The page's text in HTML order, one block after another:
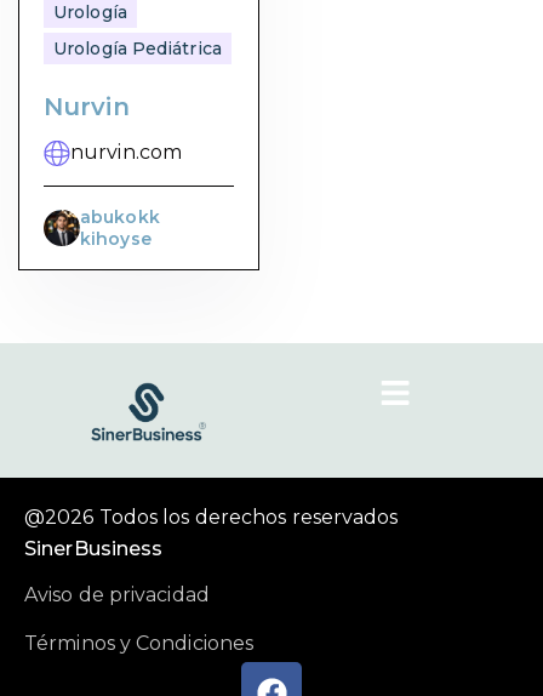
Urología
Urología Pediátrica
Nurvin
nurvin.com
abukokk
kihoyse
@2026 Todos los derechos reservados
SinerBusiness
Aviso de privacidad
Términos y Condiciones